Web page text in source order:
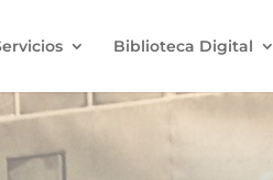
Biblioteca Digital